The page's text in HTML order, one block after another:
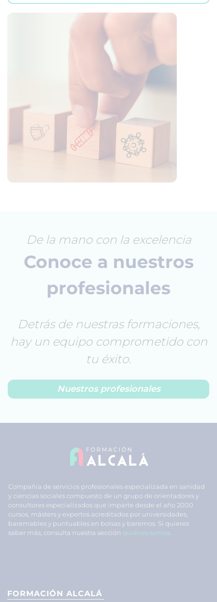
De la mano con la excelencia
Conoce a nuestros
profesionales
Detrás de nuestras formaciones,
hay un equipo comprometido con
tu éxito.
Nuestros profesionales
Compañía de servicios profesionales especializada en sanidad
y ciencias sociales compuesto de un grupo de orientadores y
consultores especializados que imparte desde el año 2000
cursos, másters y expertos acreditados por universidades,
baremables y puntuables en bolsas y baremos. Si quieres
saber más, consulta nuestra sección quiénes somos
FORMACIÓN ALCALÁ